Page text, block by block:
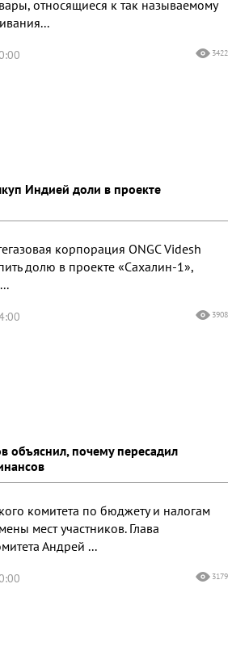
относящиеся к так называемому
3422
Индией доли в проекте
корпорация ONGC Videsh
долю в проекте «Сахалин-1»,
3908
объяснил, почему пересадил
комитета по бюджету и налогам
мест участников. Глава
Андрей ...
3179